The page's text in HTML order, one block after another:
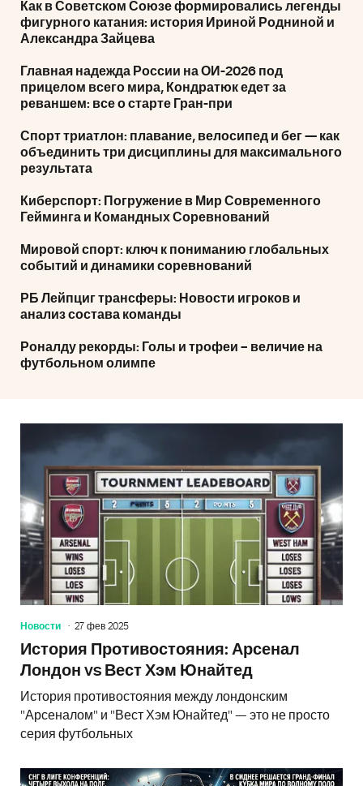
Как в Советском Союзе формировались легенды
фигурного катания: история Ириной Родниной и
Александра Зайцева
Главная надежда России на ОИ-2026 под
прицелом всего мира, Кондратюк едет за
реваншем: все о старте Гран-при
Спорт триатлон: плавание, велосипед и бег — как
объединить три дисциплины для максимального
результата
Киберспорт: Погружение в Мир Современного
Гейминга и Командных Соревнований
Мировой спорт: ключ к пониманию глобальных
событий и динамики соревнований
РБ Лейпциг трансферы: Новости игроков и
анализ состава команды
Роналду рекорды: Голы и трофеи – величие на
футбольном олимпе
Новости 27 фев 2025
История Противостояния: Арсенал
Лондон vs Вест Хэм Юнайтед
История противостояния между лондонским
"Арсеналом" и "Вест Хэм Юнайтед" — это не просто
серия футбольных